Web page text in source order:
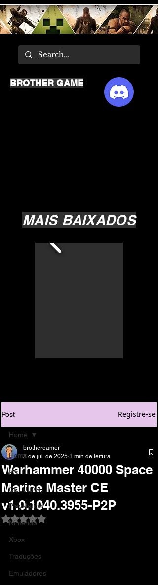
MAIS BAIXADOS
BROTHER GAME
Post Registre-se
Home
Pc
CELULAR
Playstation
Nintendo
Xbox
Traduções
Emuladores
Home
Warhammer 40000 Space
Marine Master CE
v1.0.1040.3955-P2P
brothergamer
2 de jul. de 2025 1 min de leitura
Avaliado com NaN de 5 estrelas.